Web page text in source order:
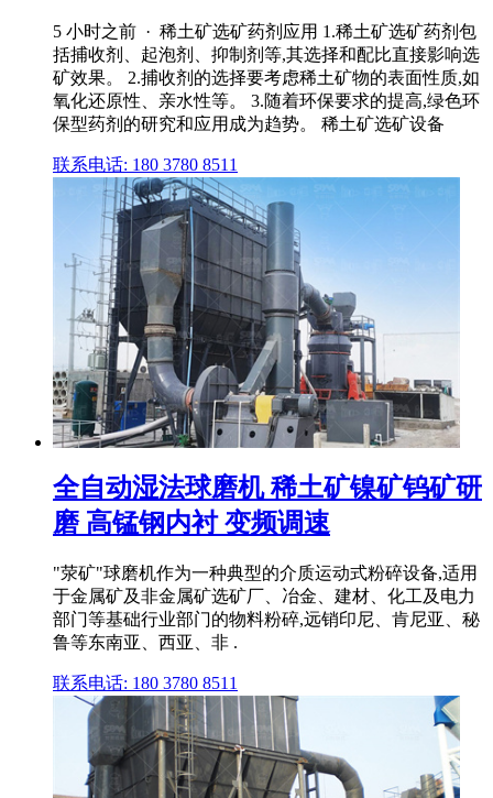
5 小时之前 · 稀土矿选矿药剂应用 1.稀土矿选矿药剂包
括捕收剂、起泡剂、抑制剂等,其选择和配比直接影响选
矿效果。 2.捕收剂的选择要考虑稀土矿物的表面性质,如
氧化还原性、亲水性等。 3.随着环保要求的提高,绿色环
保型药剂的研究和应用成为趋势。 稀土矿选矿设备
联系电话: 180 3780 8511
全自动湿法球磨机 稀土矿镍矿钨矿研
磨 高锰钢内衬 变频调速
"荥矿"球磨机作为一种典型的介质运动式粉碎设备,适用
于金属矿及非金属矿选矿厂、冶金、建材、化工及电力
部门等基础行业部门的物料粉碎,远销印尼、肯尼亚、秘
鲁等东南亚、西亚、非 .
联系电话: 180 3780 8511